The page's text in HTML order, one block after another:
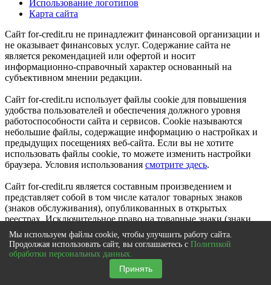
Использование логотипов
Карта сайта
Сайт for-credit.ru не принадлежит финансовой организации и
не оказывает финансовых услуг. Содержание сайта не
является рекомендацией или офертой и носит
информационно-справочный характер основанный на
субъективном мнении редакции.
Сайт for-credit.ru использует файлы cookie для повышения
удобства пользователей и обеспечения должного уровня
работоспособности сайта и сервисов. Cookie называются
небольшие файлы, содержащие информацию о настройках и
предыдущих посещениях веб-сайта. Если вы не хотите
использовать файлы cookie, то можете изменить настройки
браузера. Условия использования смотрите здесь.
Сайт for-credit.ru является составным произведением и
представляет собой в том числе каталог товарных знаков
(знаков обслуживания), опубликованных в открытых
реестрах. Исключительное право на товарные знаки (знаки
обслуживания) принадлежат их правообладателям.
© 2012-2021
Выберите город| Вся Россия
Мы используем файлы cookie, чтобы улучшить работу сайта.
Продолжая использовать сайт, вы соглашаетесь с Политикой
обработки персональных данных.
Принять